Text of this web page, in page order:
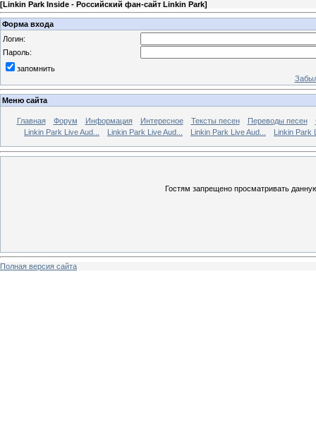
[Linkin Park Inside - Российский фан-сайт Linkin Park]
Форма входа
Логин:
Пароль:
запомнить
Меню сайта
Главная Форум Информация Интересное Тексты песен Переводы песен
Linkin Park Live Aud...
Linkin Park Live Aud... Linkin Park Live Aud... Linkin Park
Гостям запрещено просматривать
Полная версия сайта